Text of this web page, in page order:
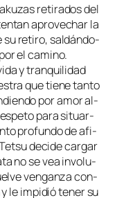
re­ti­ra­dos del
apro­ve­char la
su re­ti­ro, sal­dán­do­
el ca­mino.
y tran­qui­li­dad
que tie­ne tan­to
por amor al­
pa­ra si­tuar­
pro­fun­do de afi­
de­ci­de car­gar
no se vea in­vo­lu­
ven­gan­za con­
le im­pi­dió te­ner su